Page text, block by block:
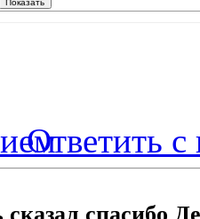
Ответить с